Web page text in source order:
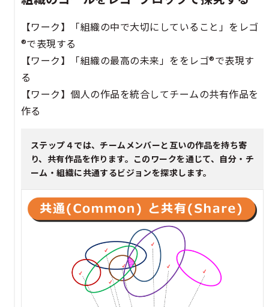
【ワーク】「組織の中で大切にしていること」をレゴ
®で表現する
【ワーク】「組織の最高の未来」ををレゴ®で表現す
る
【ワーク】個人の作品を統合してチームの共有作品を
作る
ステップ４では、チームメンバーと互いの作品を持ち寄
り、共有作品を作ります。このワークを通じて、自分・チ
ーム・組織に共通するビジョンを探求します。